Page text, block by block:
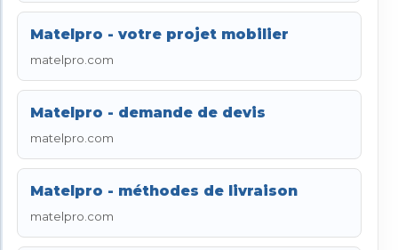
Matelpro - votre projet mobilier
matelpro.com
Matelpro - demande de devis
matelpro.com
Matelpro - méthodes de livraison
matelpro.com